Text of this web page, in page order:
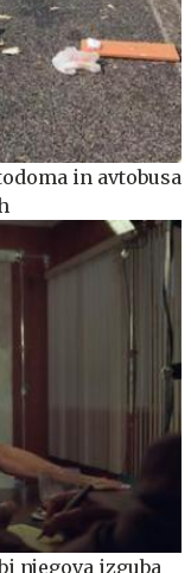
in avtobusa
njegova izguba